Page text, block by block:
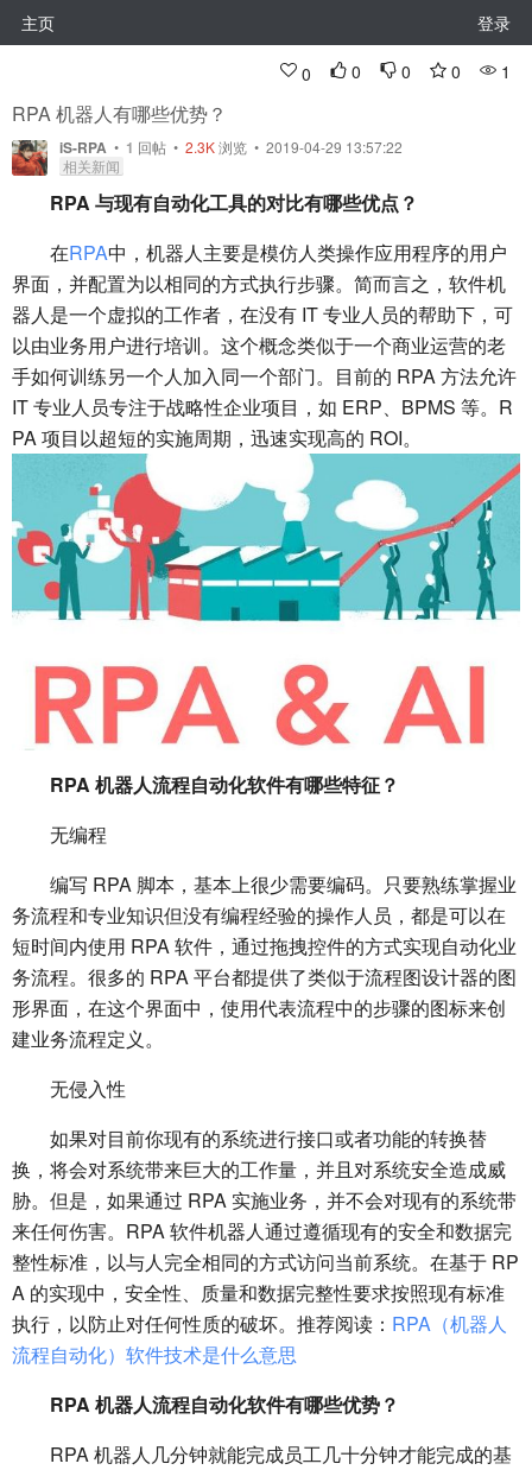
主页 登录
0 0 0 0 1
RPA 机器人有哪些优势？
iS-RPA • 1 回帖 • 2.3K浏览 • 2019-04-29 13:57:22
相关新闻
RPA 与现有自动化工具的对比有哪些优点？
在RPA中，机器人主要是模仿人类操作应用程序的用户
界面，并配置为以相同的方式执行步骤。简而言之，软件机
器人是一个虚拟的工作者，在没有 IT 专业人员的帮助下，可
以由业务用户进行培训。这个概念类似于一个商业运营的老
手如何训练另一个人加入同一个部门。目前的 RPA 方法允许
IT 专业人员专注于战略性企业项目，如 ERP、BPMS 等。R
PA 项目以超短的实施周期，迅速实现高的 ROI。
RPA 机器人流程自动化软件有哪些特征？
无编程
编写 RPA 脚本，基本上很少需要编码。只要熟练掌握业
务流程和专业知识但没有编程经验的操作人员，都是可以在
短时间内使用 RPA 软件，通过拖拽控件的方式实现自动化业
务流程。很多的 RPA 平台都提供了类似于流程图设计器的图
形界面，在这个界面中，使用代表流程中的步骤的图标来创
建业务流程定义。
无侵入性
如果对目前你现有的系统进行接口或者功能的转换替
换，将会对系统带来巨大的工作量，并且对系统安全造成威
胁。但是，如果通过 RPA 实施业务，并不会对现有的系统带
来任何伤害。RPA 软件机器人通过遵循现有的安全和数据完
整性标准，以与人完全相同的方式访问当前系统。在基于 RP
A 的实现中，安全性、质量和数据完整性要求按照现有标准
执行，以防止对任何性质的破坏。推荐阅读： RPA（机器人
流程自动化）软件技术是什么意思
RPA 机器人流程自动化软件有哪些优势？
RPA 机器人几分钟就能完成员工几十分钟才能完成的基